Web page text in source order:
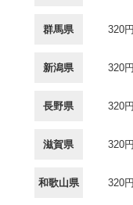
群馬県 320円
新潟県 320円
長野県 320円
滋賀県 320円
和歌山県 320円